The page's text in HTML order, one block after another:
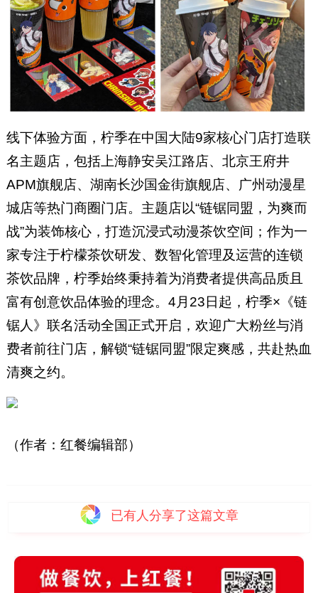
线下体验方面，柠季在中国大陆9家核心门店打造联
名主题店，包括上海静安吴江路店、北京王府井
APM旗舰店、湖南长沙国金街旗舰店、广州动漫星
城店等热门商圈门店。主题店以“链锯同盟，为爽而
战”为装饰核心，打造沉浸式动漫茶饮空间；作为一
家专注于柠檬茶饮研发、数智化管理及运营的连锁
茶饮品牌，柠季始终秉持着为消费者提供高品质且
富有创意饮品体验的理念。4月23日起，柠季×《链
锯人》联名活动全国正式开启，欢迎广大粉丝与消
费者前往门店，解锁“链锯同盟”限定爽感，共赴热血
清爽之约。
（作者：红餐编辑部）
已有人分享了这篇文章